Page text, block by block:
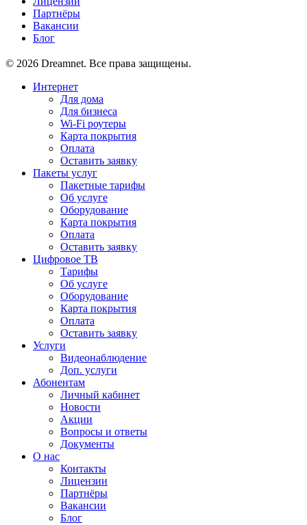
Партнёры
Вакансии
Блог
© 2026 Dreamnet. Все права защищены.
Интернет
Для дома
Для бизнеса
Wi-Fi роутеры
Карта покрытия
Оплата
Оставить заявку
Пакеты услуг
Пакетные тарифы
Об услуге
Оборудование
Карта покрытия
Оплата
Оставить заявку
Цифровое ТВ
Тарифы
Об услуге
Оборудование
Карта покрытия
Оплата
Оставить заявку
Услуги
Видеонаблюдение
Доп. услуги
Абонентам
Личный кабинет
Новости
Акции
Вопросы и ответы
Документы
О нас
Контакты
Лицензии
Партнёры
Вакансии
Блог